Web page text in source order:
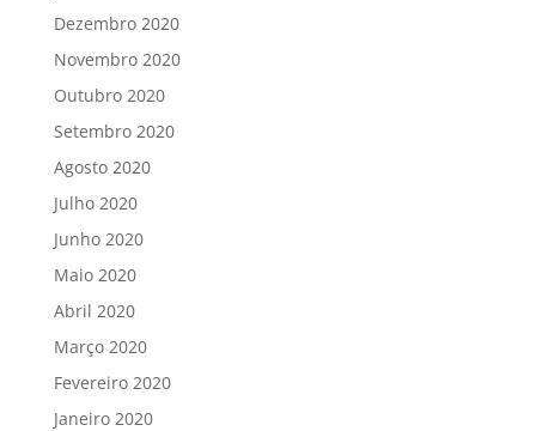
Dezembro 2020
Novembro 2020
Outubro 2020
Setembro 2020
Agosto 2020
Julho 2020
Junho 2020
Maio 2020
Abril 2020
Março 2020
Fevereiro 2020
Janeiro 2020